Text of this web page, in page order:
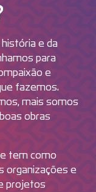
Por que
e da
para
e
fazemos.
mais somos
obras
tem como
organizações e
projetos